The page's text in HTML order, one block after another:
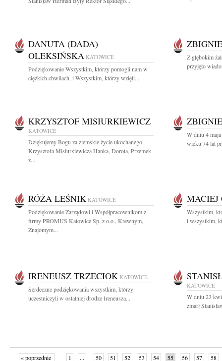
DANUTA (DADA)
OLEKSIŃSKA KATOWICE
Podziękowanie Wszystkim, którzy pomogli nam w
ciężkich chwilach, i Wszystkim, którzy wzięli...
Z głębokim
przyjęło
KRZYSZTOF MISIURKIEWICZ
KATOWICE
Dziękujemy Bogu za ziemskie życie ukochanego
Krzysztofa Misiurkiewicza Hanka, Dorota, Przemek
z...
W dniu 4
wieku 74 lat
RÓŻA LEŚNIK KATOWICE
Podziękowanie Zarządowi i Współpracownikom z
firmy PROMUS Katowice Sp. z o.o., Krewnym,
Znajomym...
MACIEJ
Wszystkim,
i wszystkim,
IRENEUSZ TRZECIOK KATOWICE
Serdeczne podziękowania wszystkim, którzy
uczestniczyli w ostatniej drodze Ireneusza...
KATOWICE
W dniu 23
zmarł
« poprzednie 1 ... 50 51 52 53 54 55 56 57 58